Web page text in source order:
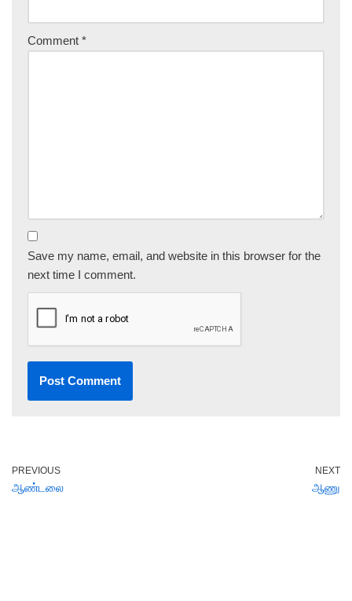
Comment *
Save my name, email, and website in this browser for the
next time I comment.
PREVIOUS
ஆண்டலை
NEXT
ஆணு